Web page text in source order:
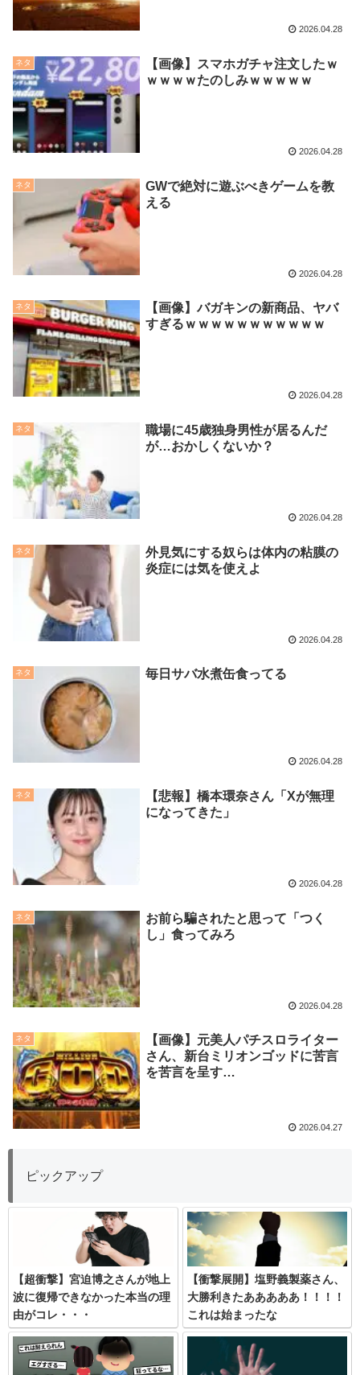
2026.04.28
ネタ
【画像】スマホガチャ注文したｗ
ｗｗｗｗたのしみｗｗｗｗｗ
2026.04.28
ネタ
GWで絶対に遊ぶべきゲームを教
える
2026.04.28
ネタ
【画像】バガキンの新商品、ヤバ
すぎるｗｗｗｗｗｗｗｗｗｗｗ
2026.04.28
ネタ
職場に45歳独身男性が居るんだ
が…おかしくないか？
2026.04.28
ネタ
外見気にする奴らは体内の粘膜の
炎症には気を使えよ
2026.04.28
ネタ 毎日サバ水煮缶食ってる
2026.04.28
ネタ
【悲報】橋本環奈さん「Xが無理
になってきた」
2026.04.28
ネタ
お前ら騙されたと思って「つく
し」食ってみろ
2026.04.28
ネタ
【画像】元美人パチスロライター
さん、新台ミリオンゴッドに苦言
を苦言を呈す…
2026.04.27
ピックアップ
【超衝撃】宮迫博之さんが地上
波に復帰できなかった本当の理
由がコレ・・・
【衝撃展開】塩野義製薬さん、
大勝利きたあああああ！！！！
これは始まったな